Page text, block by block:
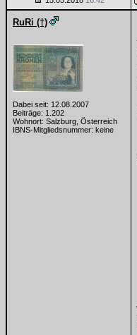
RuRi (†)
Dabei seit: 12.08.2007
Beiträge: 1.202
Wohnort: Salzburg, Österreich
IBNS-Mitgliedsnummer: keine